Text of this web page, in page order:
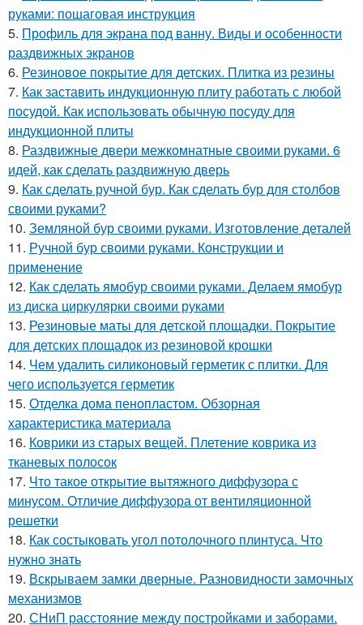
руками: пошаговая инструкция
5. Профиль для экрана под ванну. Виды и особенности
раздвижных экранов
6. Резиновое покрытие для детских. Плитка из резины
7. Как заставить индукционную плиту работать с любой
посудой. Как использовать обычную посуду для
индукционной плиты
8. Раздвижные двери межкомнатные своими руками. 6
идей, как сделать раздвижную дверь
9. Как сделать ручной бур. Как сделать бур для столбов
своими руками?
10. Земляной бур своими руками. Изготовление деталей
11. Ручной бур своими руками. Конструкции и
применение
12. Как сделать ямобур своими руками. Делаем ямобур
из диска циркулярки своими руками
13. Резиновые маты для детской площадки. Покрытие
для детских площадок из резиновой крошки
14. Чем удалить силиконовый герметик с плитки. Для
чего используется герметик
15. Отделка дома пенопластом. Обзорная
характеристика материала
16. Коврики из старых вещей. Плетение коврика из
тканевых полосок
17. Что такое открытие вытяжного диффузора с
минусом. Отличие диффузора от вентиляционной
решетки
18. Как состыковать угол потолочного плинтуса. Что
нужно знать
19. Вскрываем замки дверные. Разновидности замочных
механизмов
20. СНиП расстояние между постройками и заборами.